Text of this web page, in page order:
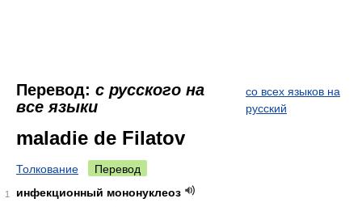
Перевод: с русского на
все языки
со всех языков на
русский
maladie de Filatov
Толкование Перевод
1
инфекционный мононуклеоз